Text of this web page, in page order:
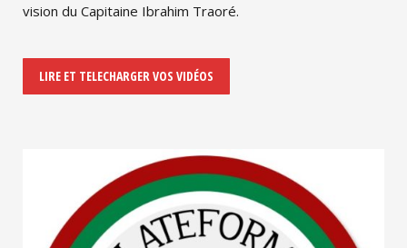
vision du Capitaine Ibrahim Traoré.
LIRE ET TELECHARGER VOS VIDÉOS